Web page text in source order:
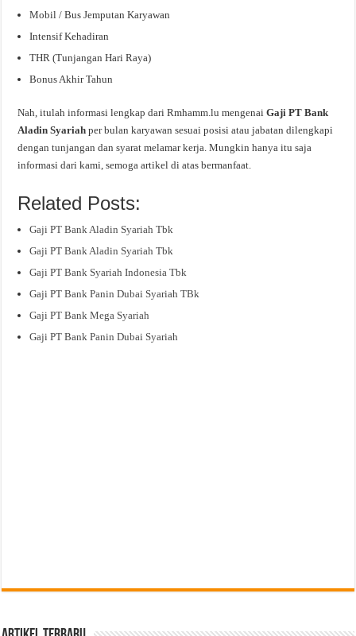
Mobil / Bus Jemputan Karyawan
Intensif Kehadiran
THR (Tunjangan Hari Raya)
Bonus Akhir Tahun
Nah, itulah informasi lengkap dari Rmhamm.lu mengenaiGaji PT Bank
Aladin Syariahper bulan karyawan sesuai posisi atau jabatan dilengkapi
dengan tunjangan dan syarat melamar kerja. Mungkin hanya itu saja
informasi dari kami, semoga artikel di atas bermanfaat.
Related Posts:
Gaji PT Bank Aladin Syariah Tbk
Gaji PT Bank Aladin Syariah Tbk
Gaji PT Bank Syariah Indonesia Tbk
Gaji PT Bank Panin Dubai Syariah TBk
Gaji PT Bank Mega Syariah
Gaji PT Bank Panin Dubai Syariah